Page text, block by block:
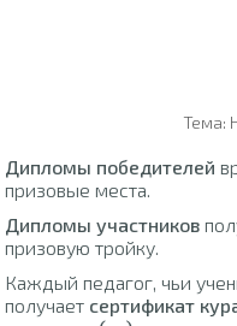
Тема:
Дипломы победителей
призовые места.
Дипломы участников
призовую тройку.
Каждый педагог, чьи
получает сертификат